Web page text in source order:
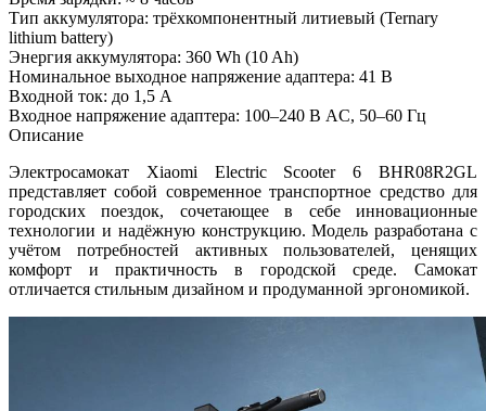
Тип аккумулятора: трёхкомпонентный литиевый (Ternary
lithium battery)
Энергия аккумулятора: 360 Wh (10 Ah)
Номинальное выходное напряжение адаптера: 41 В
Входной ток: до 1,5 А
Входное напряжение адаптера: 100–240 В AC, 50–60 Гц
Описание
Электросамокат Xiaomi Electric Scooter 6 BHR08R2GL
представляет собой современное транспортное средство для
городских поездок, сочетающее в себе инновационные
технологии и надёжную конструкцию. Модель разработана с
учётом потребностей активных пользователей, ценящих
комфорт и практичность в городской среде. Самокат
отличается стильным дизайном и продуманной эргономикой.